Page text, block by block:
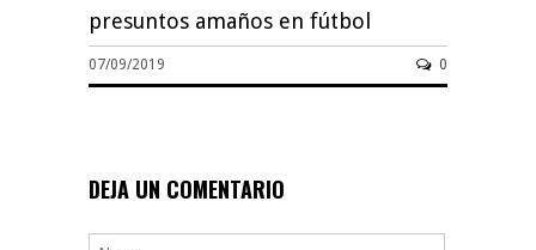
presuntos amaños en fútbol
07/09/2019 0
DEJA UN COMENTARIO